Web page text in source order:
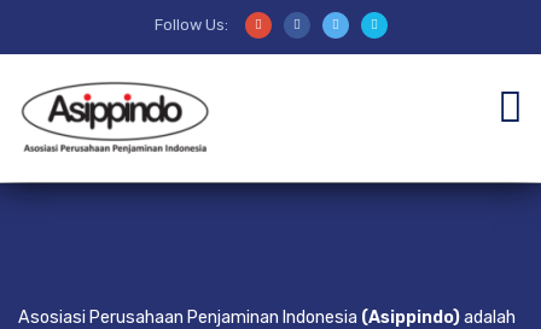
Follow Us:
Asosiasi Perusahaan Penjaminan Indonesia (Asippindo)adalah